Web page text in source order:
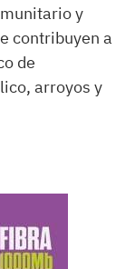
y
contribuyen a
de
arroyos y